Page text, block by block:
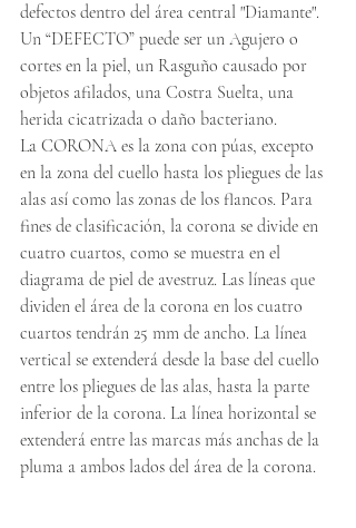
defectos dentro del área central "Diamante".
Un “DEFECTO” puede ser un Agujero o
cortes en la piel, un Rasguño causado por
objetos afilados, una Costra Suelta, una
herida cicatrizada o daño bacteriano.
La CORONA es la zona con púas, excepto
en la zona del cuello hasta los pliegues de las
alas así como las zonas de los flancos. Para
fines de clasificación, la corona se divide en
cuatro cuartos, como se muestra en el
diagrama de piel de avestruz. Las líneas que
dividen el área de la corona en los cuatro
cuartos tendrán 25 mm de ancho. La línea
vertical se extenderá desde la base del cuello
entre los pliegues de las alas, hasta la parte
inferior de la corona. La línea horizontal se
extenderá entre las marcas más anchas de la
pluma a ambos lados del área de la corona.